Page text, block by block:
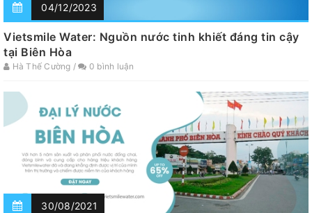
04/12/2023
Vietsmile Water: Nguồn nước tinh khiết đáng tin cậy
tại Biên Hòa
Hà Thế Cường / 0 bình luận
30/08/2021